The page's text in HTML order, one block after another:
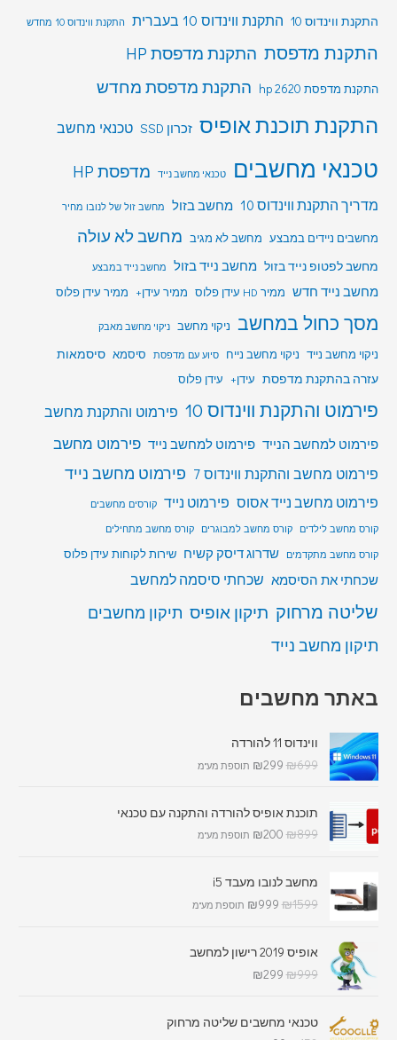
התקנת ווינדוס 10 התקנת ווינדוס 10 בעברית התקנת ווינדוס 10 מחדש
התקנת מדפסת התקנת מדפסת HP
התקנת מדפסת hp 2620 התקנת מדפסת מחדש
התקנת תוכנת אופיס זכרון SSD טכנאי מחשב
טכנאי מחשבים טכנאי מחשב נייד מדפסת HP
מדריך התקנת ווינדוס 10 מחשב בזול מחשב זול של לנובו מחיר
מחשבים ניידים במבצע מחשב לא מגיב מחשב לא עולה
מחשב לפטופ נייד בזול מחשב נייד בזול מחשב נייד במבצע
מחשב נייד חדש ממיר HD עידן פלוס ממיר עידן+ ממיר עידן פלוס
מסך כחול במחשב ניקוי מחשב ניקוי מחשב מאבק
ניקוי מחשב נייד ניקוי מחשב נייח סיוע עם מדפסת סיסמא סיסמאות
עזרה בהתקנת מדפסת עידן+ עידן פלוס
פירמוט והתקנת ווינדוס 10 פירמוט והתקנת מחשב
פירמוט למחשב הנייד פירמוט למחשב נייד פירמוט מחשב
פירמוט מחשב והתקנת ווינדוס 7
פירמוט מחשב נייד
פירמוט מחשב נייד אסוס פירמוט נייד קורסים מחשבים
קורס מחשב לילדים
קורס מחשב למבוגרים
קורס מחשב מתחילים
קורס מחשב מתקדמים
שדרוג דיסק קשיח שירות לקוחות עידן פלוס
שכחתי את הסיסמא שכחתי סיסמה למחשב
שליטה מרחוק תיקון אופיס תיקון מחשבים
תיקון מחשב נייד
באתר מחשבים
ווינדוס 11 להורדה
₪699
₪299 תוספת מע"מ
תוכנת אופיס להורדה והתקנה עם טכנאי
₪899
₪200 תוספת מע"מ
מחשב לנובו מעבד i5
₪1599
₪999 תוספת מע"מ
אופיס 2019 רישון למחשב
₪999
₪299
טכנאי מחשבים שליטה מרחוק